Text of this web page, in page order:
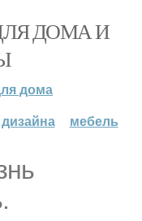
ДОМА И
дома
мебель